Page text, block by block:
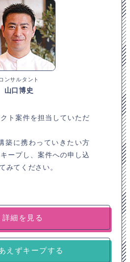
コンサルタント
山口博史
ト案件を担当していただ
築に携わっていきたい方
ープし、案件への申し込
みてください。
詳細を見る
えずキープする